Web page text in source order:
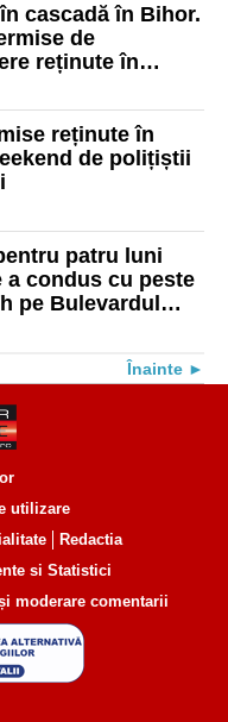
cascadă în Bihor.
de
reținute în
reținute în
de polițiștii
patru luni
a condus cu peste
pe Bulevardul
Înainte
utilizare
Redactia
moderare comentarii